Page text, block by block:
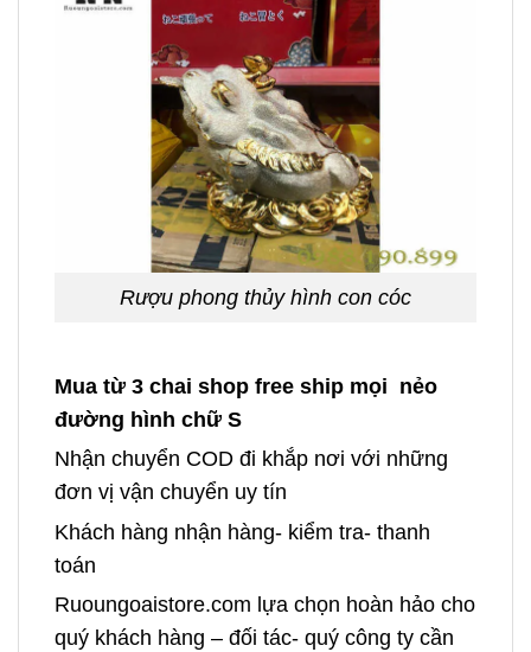
Rượu phong thủy hình con cóc
Mua từ 3 chai shop free ship mọi nẻo
đường hình chữ S
Nhận chuyển COD đi khắp nơi với những
đơn vị vận chuyển uy tín
Khách hàng nhận hàng- kiểm tra- thanh
toán
Ruoungoaistore.com lựa chọn hoàn hảo cho
quý khách hàng – đối tác- quý công ty cần